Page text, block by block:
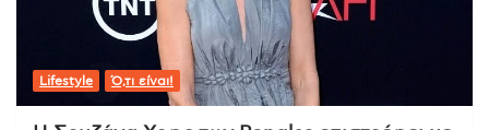
Lifestyle Ό,τι είναι!